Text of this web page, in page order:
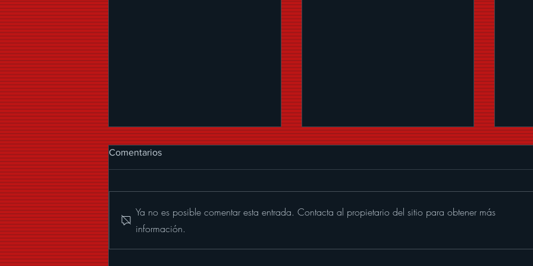
Comentarios
Ya no es posible comentar esta entrada. Contacta al propietario del sitio para obtener más
información.